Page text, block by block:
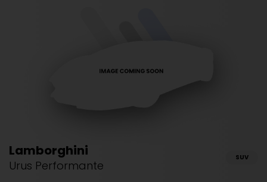
Lamborghini
Urus Performante
SUV